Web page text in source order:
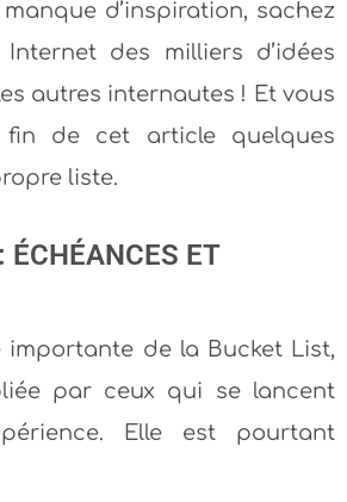
d’inspiration, sachez
des milliers d’idées
autres internautes ! Et vous
de cet article quelques
liste.
ÉCHÉANCES ET
importante de la Bucket List,
par ceux qui se lancent
Elle est pourtant